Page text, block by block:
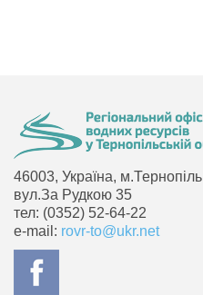
46003, Україна, м.Тернопіль
вул.За Рудкою 35
тел: (0352) 52-64-22
e-mail: rovr-to@ukr.net